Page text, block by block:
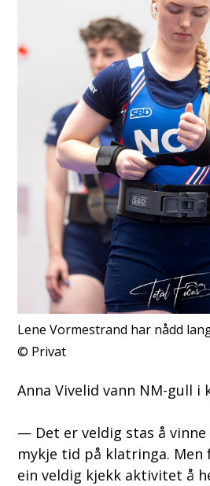
Lene Vormestrand har nådd
Privat
Anna Vivelid vann NM-gull i
— Det er veldig stas å
mykje tid på klatringa.
ein veldig kjekk aktivitet å